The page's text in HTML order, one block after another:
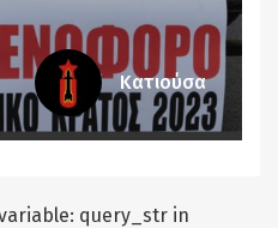
Κατιούσα
query_str in